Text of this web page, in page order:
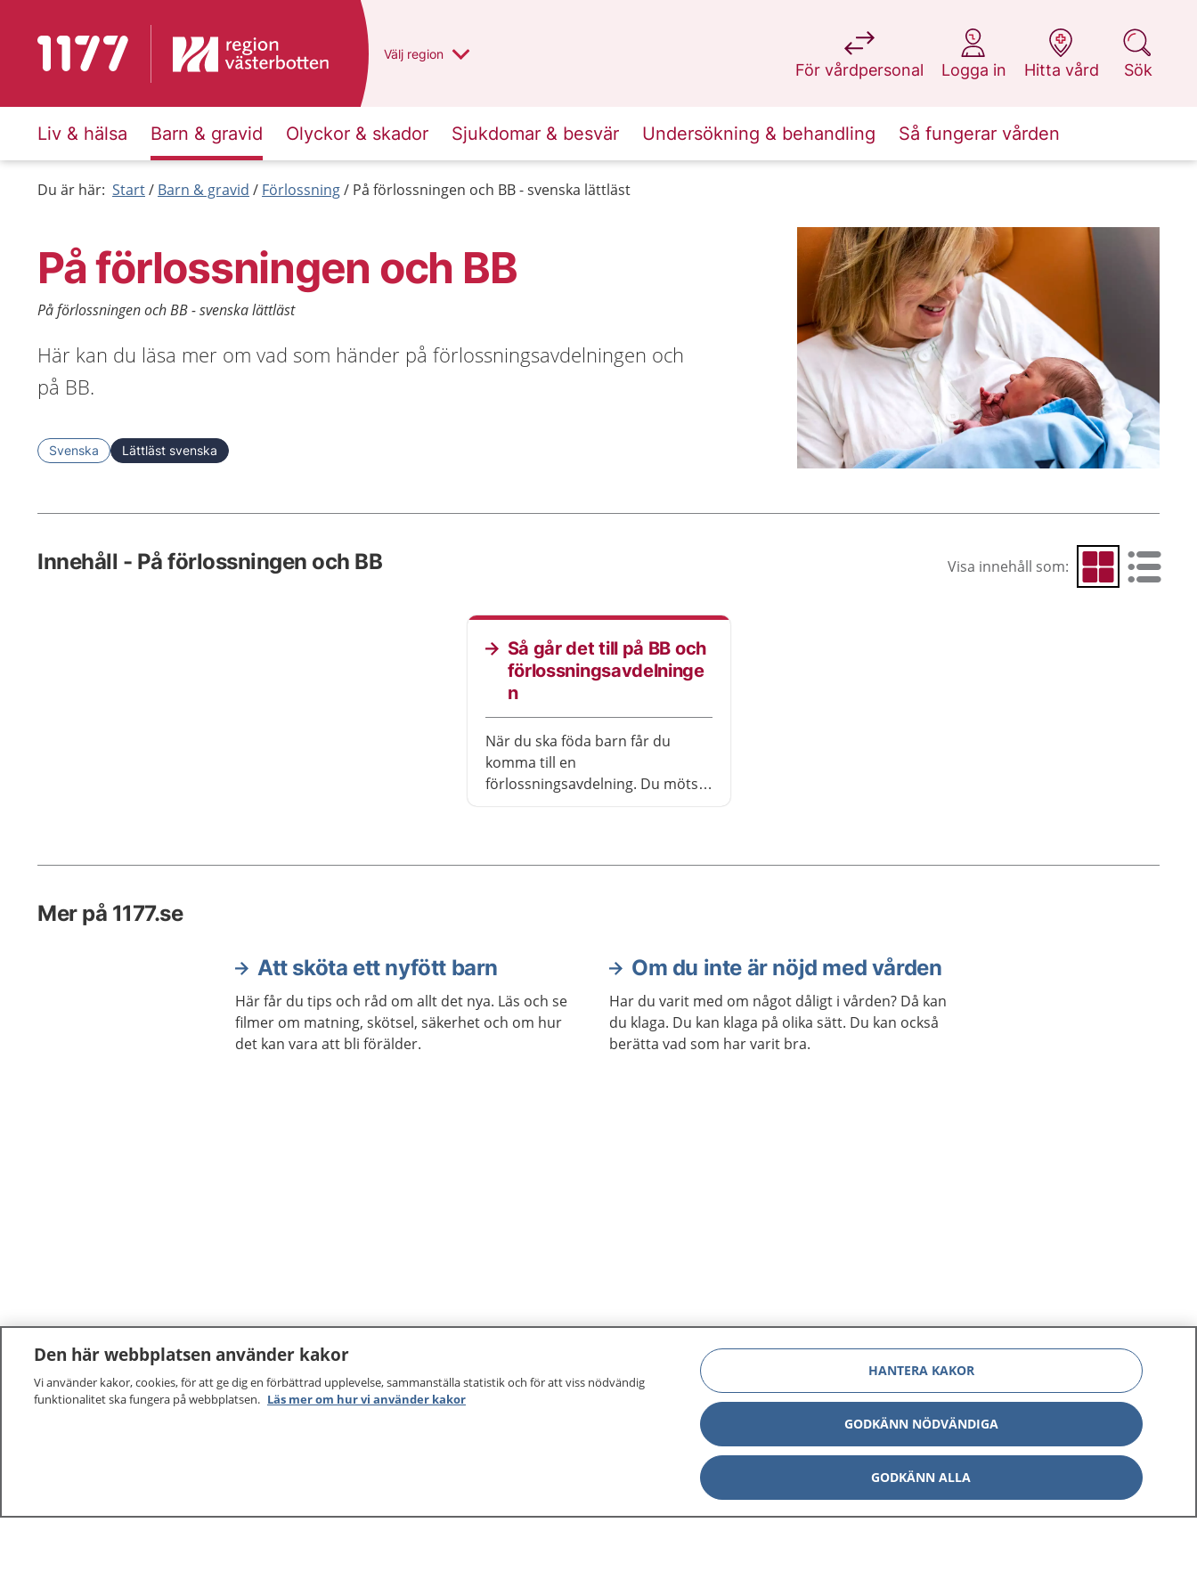
Till startsidan för 1177 Du har valt region
Välj en annan
region
För vårdpersonal
på 1177.se
Logga in
på 1177.se
Hitta vård
på 1177.se
Sök
på 1177.se
Liv & hälsa Barn & gravid Olyckor & skador Sjukdomar & besvär Undersökning & behandling Så fungerar vården
Du är här: Start Barn & gravid Förlossning På förlossningen och BB - svenska lättläst
På förlossningen och BB
På förlossningen och BB - svenska lättläst
Här kan du läsa mer om vad som händer på förlossningsavdelningen och
på BB.
Svenska Lättläst svenska
Innehåll - På förlossningen och BB Visa innehåll som: Visa som rutnät
Visa som
Så går det till på BB och
förlossningsavdelninge
n
När du ska föda barn får du
komma till en
förlossningsavdelning. Du möts
Mer på 1177.se
Att sköta ett nyfött barn
Här får du tips och råd om allt det nya. Läs och se
filmer om matning, skötsel, säkerhet och om hur
det kan vara att bli förälder.
Om du inte är nöjd med vården
Har du varit med om något dåligt i vården? Då kan
du klaga. Du kan klaga på olika sätt. Du kan också
berätta vad som har varit bra.
Other languages
Om 1177
Kontakt
Den här webbplatsen använder kakor
Vi använder kakor, cookies, för att ge dig en förbättrad upplevelse, sammanställa statistik och för att viss nödvändig
funktionalitet ska fungera på webbplatsen. Läs mer om hur vi använder kakor
HANTERA KAKOR
GODKÄNN NÖDVÄNDIGA
GODKÄNN ALLA